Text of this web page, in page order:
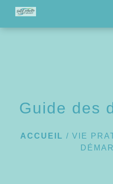
Guide des
ACCUEIL / VIE